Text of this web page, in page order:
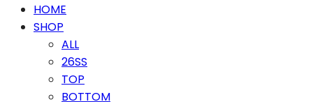
HOME
SHOP
ALL
26SS
TOP
BOTTOM